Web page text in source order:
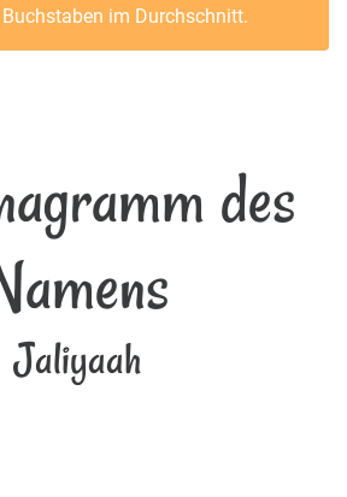
im Durchschnitt.
des
Jaliyaah